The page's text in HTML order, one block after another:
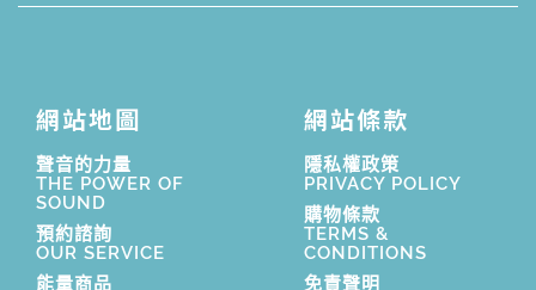
網站地圖
聲音的力量
THE POWER OF
SOUND
預約諮詢
OUR SERVICE
能量商品
網站條款
隱私權政策
PRIVACY POLICY
購物條款
TERMS &
CONDITIONS
免責聲明